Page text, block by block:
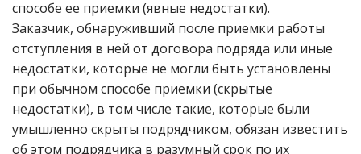
способе ее приемки (явные недостатки).
Заказчик, обнаруживший после приемки работы
отступления в ней от договора подряда или иные
недостатки, которые не могли быть установлены
при обычном способе приемки (скрытые
недостатки), в том числе такие, которые были
умышленно скрыты подрядчиком, обязан известить
об этом подрядчика в разумный срок по их